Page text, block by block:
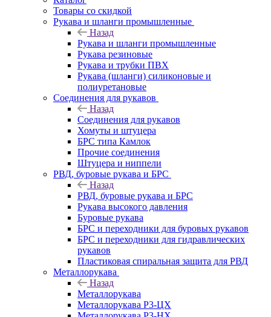
Товары со скидкой
Рукава и шланги промышленные
Назад
Рукава и шланги промышленные
Рукава резиновые
Рукава и трубки ПВХ
Рукава (шланги) силиконовые и
полиуретановые
Соединения для рукавов
Назад
Соединения для рукавов
Хомуты и штуцера
БРС типа Камлок
Прочие соединения
Штуцера и ниппели
РВД, буровые рукава и БРС
Назад
РВД, буровые рукава и БРС
Рукава высокого давления
Буровые рукава
БРС и переходники для буровых рукавов
БРС и переходники для гидравлических
рукавов
Пластиковая спиральная защита для РВД
Металлорукава
Назад
Металлорукава
Металлорукава Р3-ЦХ